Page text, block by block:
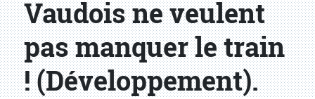
Vaudois ne veulent
pas manquer le train
! (Développement).